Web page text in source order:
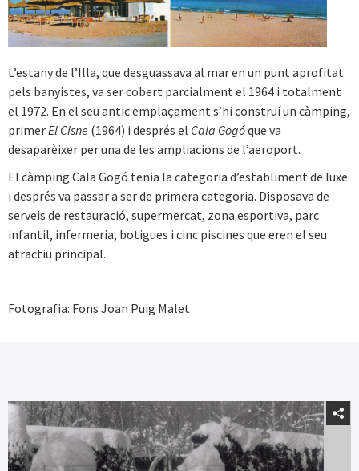
L’estany de l’Illa, que desguassava al mar en un punt aprofitat
pels banyistes, va ser cobert parcialment el 1964 i totalment
el 1972. En el seu antic emplaçament s’hi construí un càmping,
primerEl Cisne (1964) i després el Cala Gogóque va
desaparèixer per una de les ampliacions de l’aeroport.
El càmping Cala Gogó tenia la categoria d’establiment de luxe
i després va passar a ser de primera categoria. Disposava de
serveis de restauració, supermercat, zona esportiva, parc
infantil, infermeria, botigues i cinc piscines que eren el seu
atractiu principal.
Fotografia: Fons Joan Puig Malet